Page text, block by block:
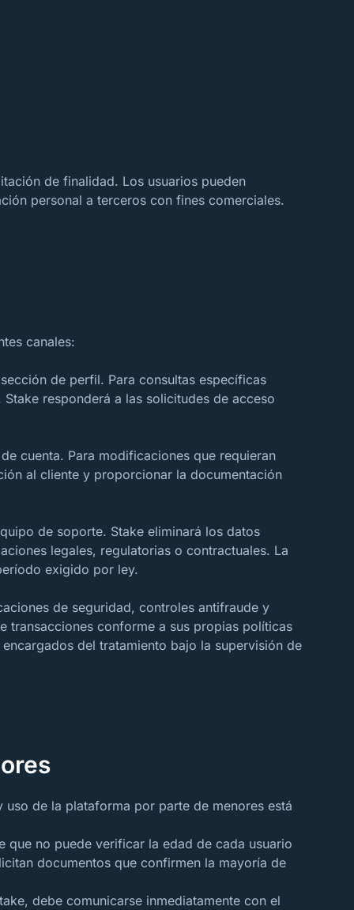
de finalidad. Los usuarios pueden
personal a terceros con fines comerciales.
canales:
de perfil. Para consultas específicas
responderá a las solicitudes de acceso
cuenta. Para modificaciones que requieran
al cliente y proporcionar la documentación
de soporte. Stake eliminará los datos
legales, regulatorias o contractuales. La
exigido por ley.
de seguridad, controles antifraude y
transacciones conforme a sus propias políticas
del tratamiento bajo la supervisión de
de la plataforma por parte de menores está
que no puede verificar la edad de cada usuario
documentos que confirmen la mayoría de
debe comunicarse inmediatamente con el